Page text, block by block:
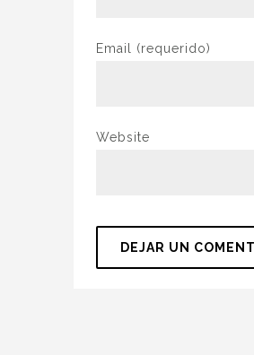
Email (requerido)
Website